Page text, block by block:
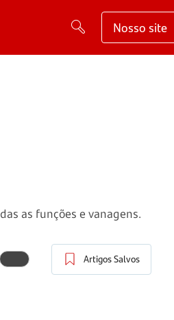
Nosso site
as funções e vanagens.
Artigos Salvos